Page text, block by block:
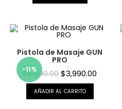
-11%
Pistola de Masaje GUN
PRO
$4,490.00 $3,990.00
AÑADIR AL CARRITO